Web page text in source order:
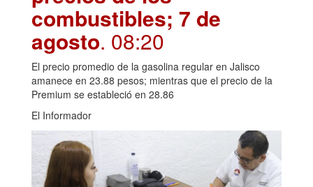
combustibles; 7 de
agosto. 08:20
El precio promedio de la gasolina regular en Jalisco
amanece en 23.88 pesos; mientras que el precio de la
Premium se estableció en 28.86
El Informador